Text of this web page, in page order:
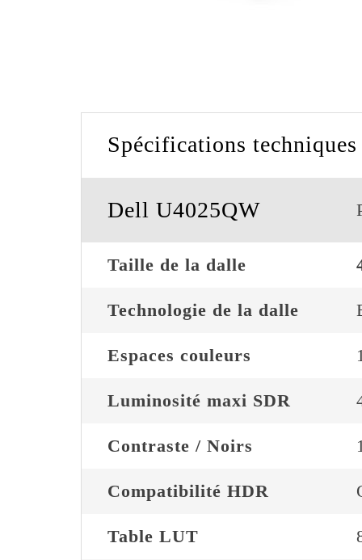
Spécifications techniques
Dell U4025QW
Taille de la dalle
Technologie de la dalle
Espaces couleurs
Luminosité maxi SDR
Contraste / Noirs
Compatibilité HDR
Table LUT